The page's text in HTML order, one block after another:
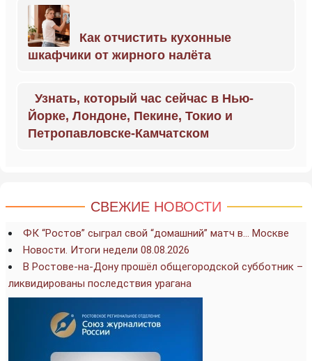
Как отчистить кухонные
шкафчики от жирного налёта
Узнать, который час сейчас в Нью-
Йорке, Лондоне, Пекине, Токио и
Петропавловске-Камчатском
СВЕЖИЕ НОВОСТИ
ФК “Ростов” сыграл свой “домашний” матч в… Москве
Новости. Итоги недели 08.08.2026
В Ростове-на-Дону прошёл общегородской субботник –
ликвидированы последствия урагана